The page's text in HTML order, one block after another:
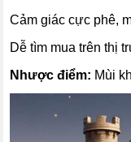
Cảm giác cực phê,
Dễ tìm mua trên thị
Nhược điểm: Mùi